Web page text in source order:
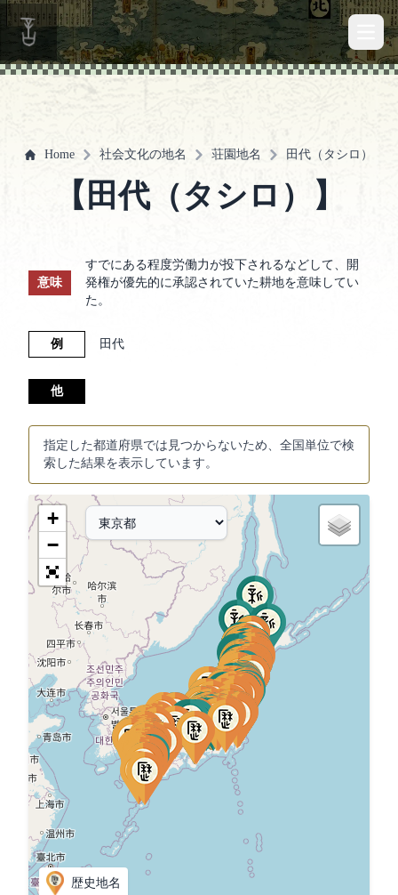
Home 社会文化の地名 荘園地名 田代（タシロ）
【田代（タシロ）】
意味
すでにある程度労働力が投下されるなどして、開
発権が優先的に承認されていた耕地を意味してい
た。
例 田代
他
指定した都道府県では見つからないため、全国単位で検
索した結果を表示しています。
歴史地名
+
−